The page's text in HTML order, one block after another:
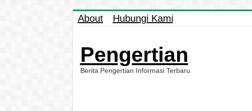
About Hubungi Kami
Pengertian
Berita Pengertian Informasi Terbaru